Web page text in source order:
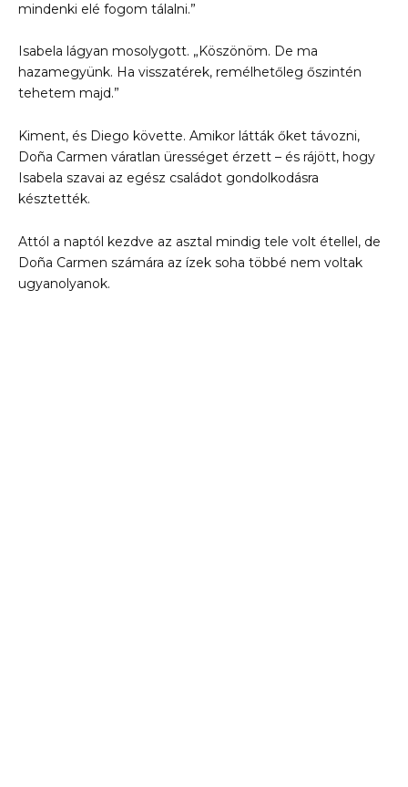
mindenki elé fogom tálalni.”
Isabela lágyan mosolygott. „Köszönöm. De ma
hazamegyünk. Ha visszatérek, remélhetőleg őszintén
tehetem majd.”
Kiment, és Diego követte. Amikor látták őket távozni,
Doña Carmen váratlan ürességet érzett – és rájött, hogy
Isabela szavai az egész családot gondolkodásra
késztették.
Attól a naptól kezdve az asztal mindig tele volt étellel, de
Doña Carmen számára az ízek soha többé nem voltak
ugyanolyanok.